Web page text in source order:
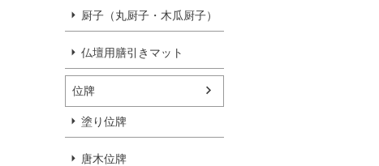
厨子（丸厨子・木瓜厨子）
仏壇用膳引きマット
位牌
塗り位牌
唐木位牌